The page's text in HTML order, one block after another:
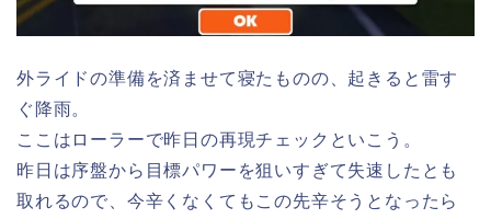
外ライドの準備を済ませて寝たものの、起きると雷す
ぐ降雨。
ここはローラーで昨日の再現チェックといこう。
昨日は序盤から目標パワーを狙いすぎて失速したとも
取れるので、今辛くなくてもこの先辛そうとなったら